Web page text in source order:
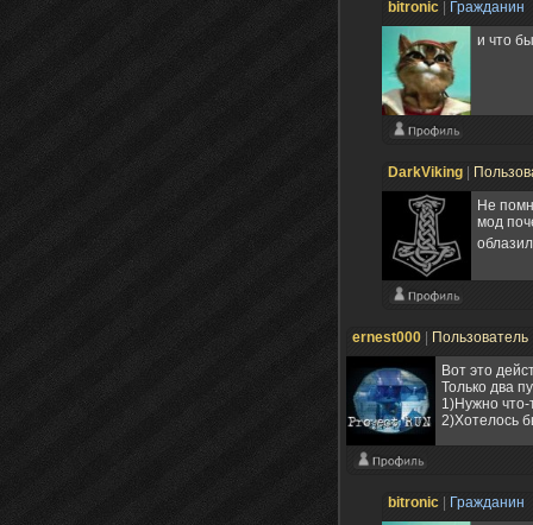
bitronic Гражданин
и что
DarkViking
Не
мод
ernest000 Пользователь
Вот это
Только два
1)Нужно
2)Хотелось
bitronic Гражданин